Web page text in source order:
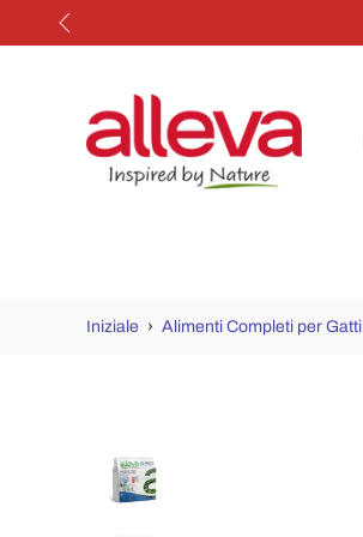
Salta
Iniziale › Alimenti Completi per Gatti
alle
informazioni